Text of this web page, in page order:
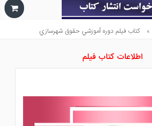
» كتاب فيلم دوره آموزشي حقوق شهرسازي
اطلاعات کتاب فیلم